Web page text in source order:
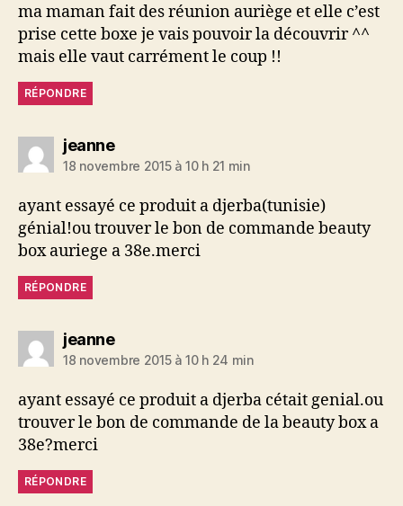
ma maman fait des réunion auriège et elle c’est
prise cette boxe je vais pouvoir la découvrir ^^
mais elle vaut carrément le coup !!
RÉPONDRE
jeannedit :
18 novembre 2015 à 10 h 21 min
ayant essayé ce produit a djerba(tunisie)
génial!ou trouver le bon de commande beauty
box auriege a 38e.merci
RÉPONDRE
jeannedit :
18 novembre 2015 à 10 h 24 min
ayant essayé ce produit a djerba cétait genial.ou
trouver le bon de commande de la beauty box a
38e?merci
RÉPONDRE